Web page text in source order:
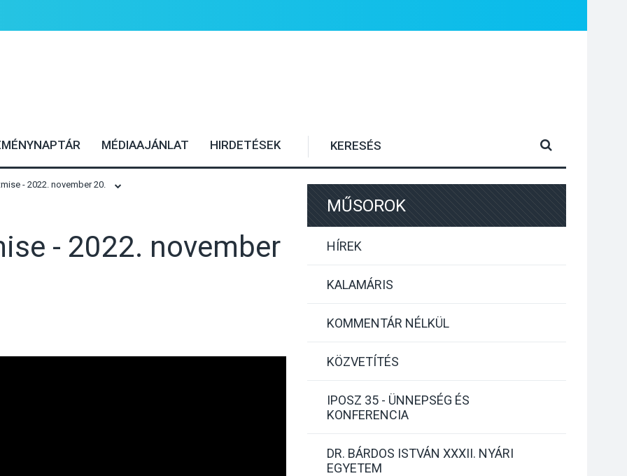
MÉDIAAJÁNLAT HIRDETÉSEK
- 2022. november 20.
- 2022. november
MŰSOROK
HÍREK
KALAMÁRIS
KOMMENTÁR NÉLKÜL
KÖZVETÍTÉS
IPOSZ 35 - ÜNNEPSÉG ÉS
KONFERENCIA
DR. BÁRDOS ISTVÁN XXXII. NYÁRI
EGYETEM